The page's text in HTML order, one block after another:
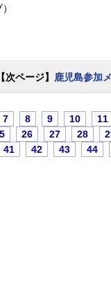
【次ページ】 鹿児島参加
7 8 9 10 11
26 27 28
41 42 43 44